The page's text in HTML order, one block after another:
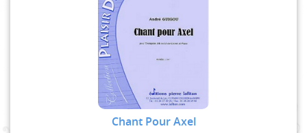
Chant Pour Axel